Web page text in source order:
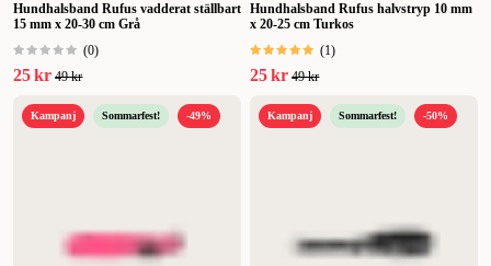
Hundhalsband Rufus vadderat ställbart
15 mm x 20-30 cm Grå
(0)
25 kr 49 kr
Hundhalsband Rufus halvstryp 10 mm
x 20-25 cm Turkos
(1)
25 kr 49 kr
Kampanj Sommarfest! -49% Kampanj Sommarfest! -50%